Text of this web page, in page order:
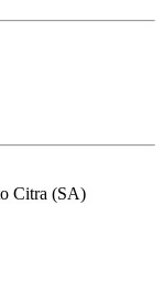
Citra (SA)